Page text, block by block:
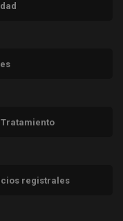
registrales